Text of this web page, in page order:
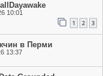
10:01
1 2 3
в Перми
13:37